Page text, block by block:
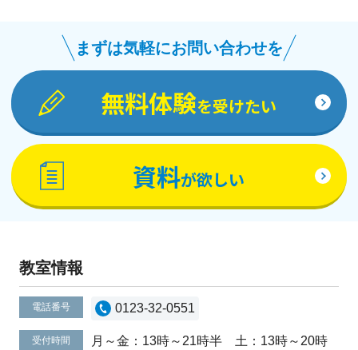
まずは気軽にお問い合わせを
無料体験を受けたい
資料が欲しい
教室情報
電話番号 0123-32-0551
受付時間
月～金：13時～21時半 土：13時～20時